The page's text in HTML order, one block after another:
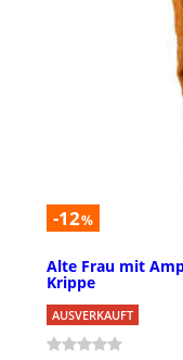
-12%
Alte Frau mit
Krippe
AUSVERKAUFT